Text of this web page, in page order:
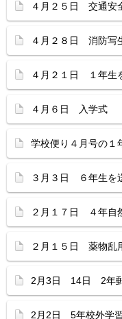
４月２５日 交通安
４月２８日 消防写
４月２１日 １年生
４月６日 入学式
学校便り４月号の１
３月３日 ６年生を
２月１７日 ４年自
２月１５日 薬物乱
2月3日 14日 2年
2月2日 5年校外学